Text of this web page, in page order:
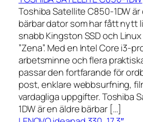
Toshiba Satellite C850-1DW är
bärbar dator som har fått nytt
snabb Kingston SSD och
”Zena”. Med en Intel Core i3-
arbetsminne och flera
passar den fortfarande för
post, enklare webbsurfning,
vardagliga uppgifter. Toshiba
1DW är en äldre bärbar […]